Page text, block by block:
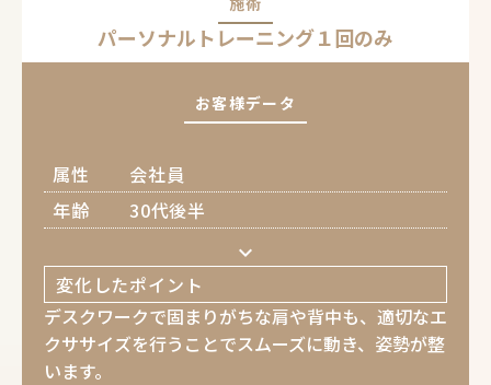
パーソナルトレーニング１回のみ
お客様データ
属性
会社員
年齢
30代後半
keyboard_arrow_down
変化したポイント
デスクワークで固まりがちな肩や背中も、適切なエ
クササイズを行うことでスムーズに動き、姿勢が整
います。